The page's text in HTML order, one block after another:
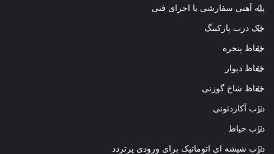
پله آهنی سفارشی با اجرای فنی
جک درب پارکینگ
حفاظ پنجره
حفاظ دیوار
حفاظ شاخ گوزنی
درب آکاردئونی
درب حیاط
درب شیشه ای اتوماتیک برای ورودی پرتردد